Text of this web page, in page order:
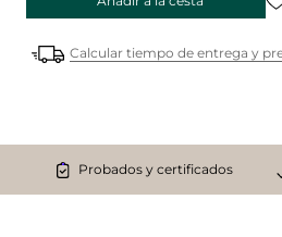
Calcular tiempo de entrega y
Probados y certificados